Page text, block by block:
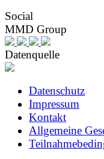
Social
MMD Group
Datenquelle
Datenschutz
Impressum
Kontakt
Allgemeine